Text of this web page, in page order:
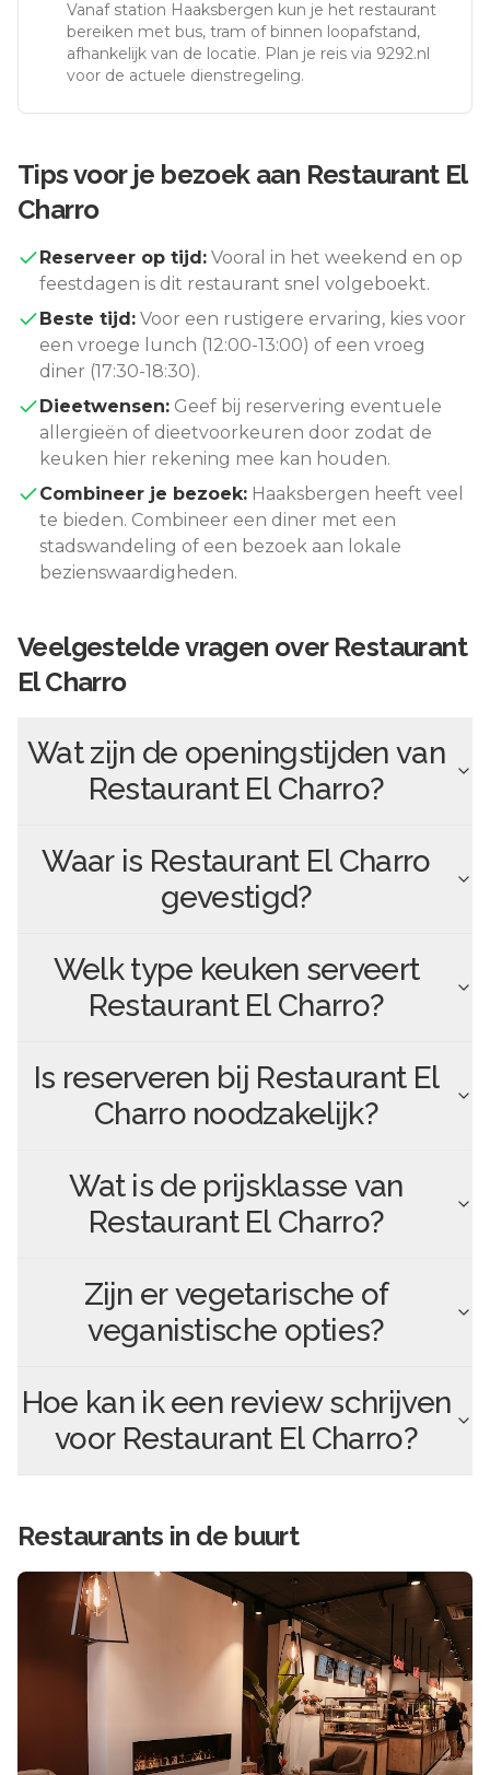
Vanaf station Haaksbergen kun je het restaurant
bereiken met bus, tram of binnen loopafstand,
afhankelijk van de locatie. Plan je reis via 9292.nl
voor de actuele dienstregeling.
Tips voor je bezoek aan Restaurant El
Charro
Reserveer op tijd: Vooral in het weekend en op
feestdagen is dit restaurant snel volgeboekt.
Beste tijd: Voor een rustigere ervaring, kies voor
een vroege lunch (12:00-13:00) of een vroeg
diner (17:30-18:30).
Dieetwensen: Geef bij reservering eventuele
allergieën of dieetvoorkeuren door zodat de
keuken hier rekening mee kan houden.
Combineer je bezoek: Haaksbergen heeft veel
te bieden. Combineer een diner met een
stadswandeling of een bezoek aan lokale
bezienswaardigheden.
Veelgestelde vragen over Restaurant
El Charro
Wat zijn de openingstijden van
Restaurant El Charro?
Waar is Restaurant El Charro
gevestigd?
Welk type keuken serveert
Restaurant El Charro?
Is reserveren bij Restaurant El
Charronoodzakelijk?
Wat is de prijsklasse van
Restaurant El Charro?
Zijn er vegetarische of
veganistische opties?
Hoe kan ik een review schrijven
voor Restaurant El Charro?
Restaurants in de buurt